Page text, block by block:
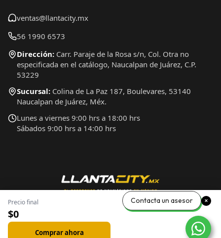
Precio final
$0
Comprar ahora
ventas@llantacity.mx
56 1990 6573
Dirección: Carr. Paraje de la Rosa s/n, Col. Otra no
especificada en el catálogo, Naucalpan de Juárez, C.P.
53229
Sucursal: Colina de La Paz 187, Boulevares, 53140
Naucalpan de Juárez, Méx.
Lunes a viernes 9:00 hrs a 18:00 hrs
Sábados 9:00 hrs a 14:00 hrs
Contacta un asesor